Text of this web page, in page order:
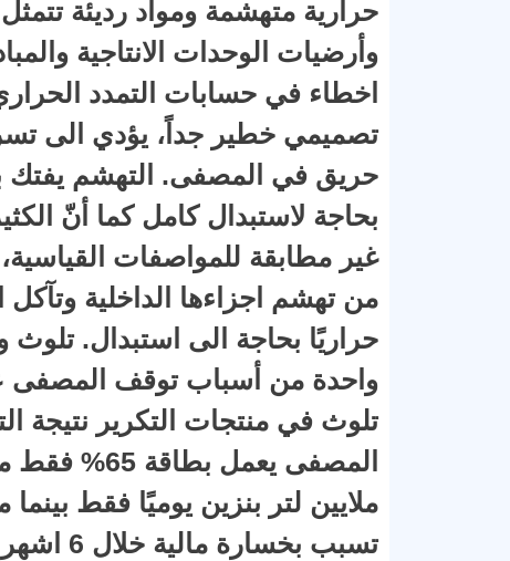
حرارية متهشمة ومواد رديئة
وأرضيات الوحدات الانتاجية
اخطاء في حسابات التمدد
تصميمي خطير جداً، يؤدي الى
بحاجة لاستبدال كامل كما أنّ
غير مطابقة للمواصفات
واحدة من أسباب توقف
تلوث في منتجات التكرير نتيجة